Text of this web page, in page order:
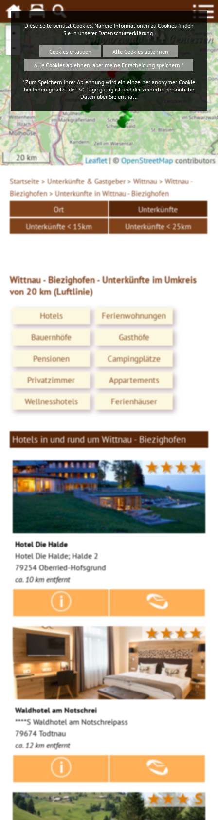
Schwarzwald Geniessen
+
−
20 km Leaflet |©OpenStreetMapcontributors
Startseite > Unterkünfte & Gastgeber > Wittnau >Wittnau -
Biezighofen > Unterkünfte in Wittnau - Biezighofen
Ort
Unterkünfte
Unterkünfte < 15km
Unterkünfte < 25km
Wittnau - Biezighofen - Unterkünfte im Umkreis
von 20 km (Luftlinie)
Hotels
Ferienwohnungen
Bauernhöfe
Gasthöfe
Pensionen
Campingplätze
Privatzimmer
Appartements
Wellnesshotels
Ferienhäuser
Hotels in und rund um Wittnau - Biezighofen
★★★★
Hotel Die Halde
Hotel Die Halde; Halde 2
79254 Oberried-Hofsgrund
ca. 10 km entfernt
★★★★
Waldhotel am Notschrei
****S Waldhotel am Notschreipass
79674 Todtnau
ca. 12 km entfernt
★★★S
Diese Seite benutzt Cookies. Nähere Informationen zu Cookies finden
Sie in unserer Datenschutzerklärung
Cookies erlauben
Alle Cookies ablehnen
Alle Cookies ablehnen, aber meine Entscheidung speichern *
* Zum Speichern Ihrer Ablehnung wird ein einzelner anonymer Cookie
bei Ihnen gesetzt, der 30 Tage gültig ist und der keinerlei persönliche
Daten über Sie enthält.